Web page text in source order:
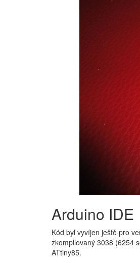
Arduino IDE
Kód byl vyvíjen ještě pro
zkompilovaný 3038 (6254
ATtiny85.